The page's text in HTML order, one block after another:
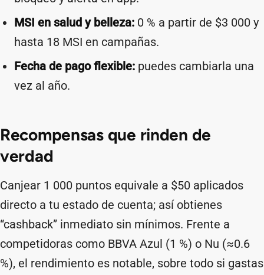
MSI en salud y belleza: 0 % a partir de $3 000 y
hasta 18 MSI en campañas.
Fecha de pago flexible: puedes cambiarla una
vez al año.
Recompensas que rinden de
verdad
Canjear 1 000 puntos equivale a $50 aplicados
directo a tu estado de cuenta; así obtienes
“cashback” inmediato sin mínimos. Frente a
competidoras como BBVA Azul (1 %) o Nu (≈0.6
%), el rendimiento es notable, sobre todo si gastas